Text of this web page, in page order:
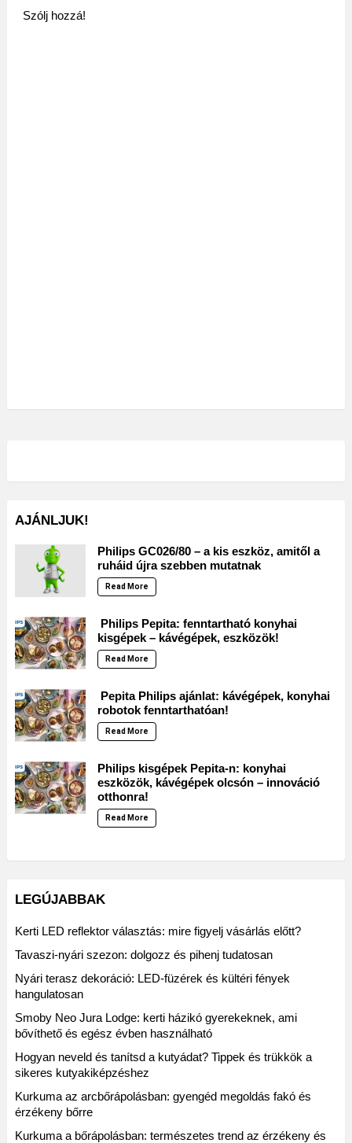
Szólj hozzá!
AJÁNLJUK!
Philips GC026/80 – a kis eszköz, amitől a
ruháid újra szebben mutatnak
Read More
Philips Pepita: fenntartható konyhai
kisgépek – kávégépek, eszközök!
Read More
Pepita Philips ajánlat: kávégépek, konyhai
robotok fenntarthatóan!
Read More
Philips kisgépek Pepita-n: konyhai
eszközök, kávégépek olcsón – innováció
otthonra!
Read More
LEGÚJABBAK
Kerti LED reflektor választás: mire figyelj vásárlás előtt?
Tavaszi-nyári szezon: dolgozz és pihenj tudatosan
Nyári terasz dekoráció: LED-füzérek és kültéri fények
hangulatosan
Smoby Neo Jura Lodge: kerti házikó gyerekeknek, ami
bővíthető és egész évben használható
Hogyan neveld és tanítsd a kutyádat? Tippek és trükkök a
sikeres kutyakiképzéshez
Kurkuma az arcbőrápolásban: gyengéd megoldás fakó és
érzékeny bőrre
Kurkuma a bőrápolásban: természetes trend az érzékeny és